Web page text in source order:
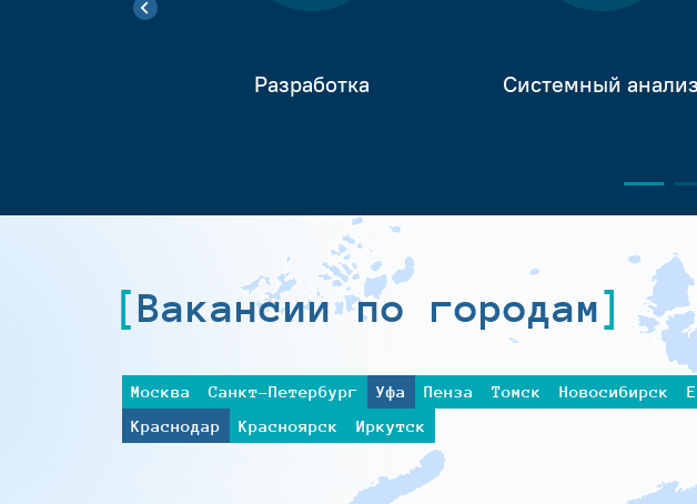
Разработка Системный анализ
Вакансии по городам
Москва Санкт-Петербург Уфа Пенза Томск Новосибирск
Краснодар
Красноярск Иркутск